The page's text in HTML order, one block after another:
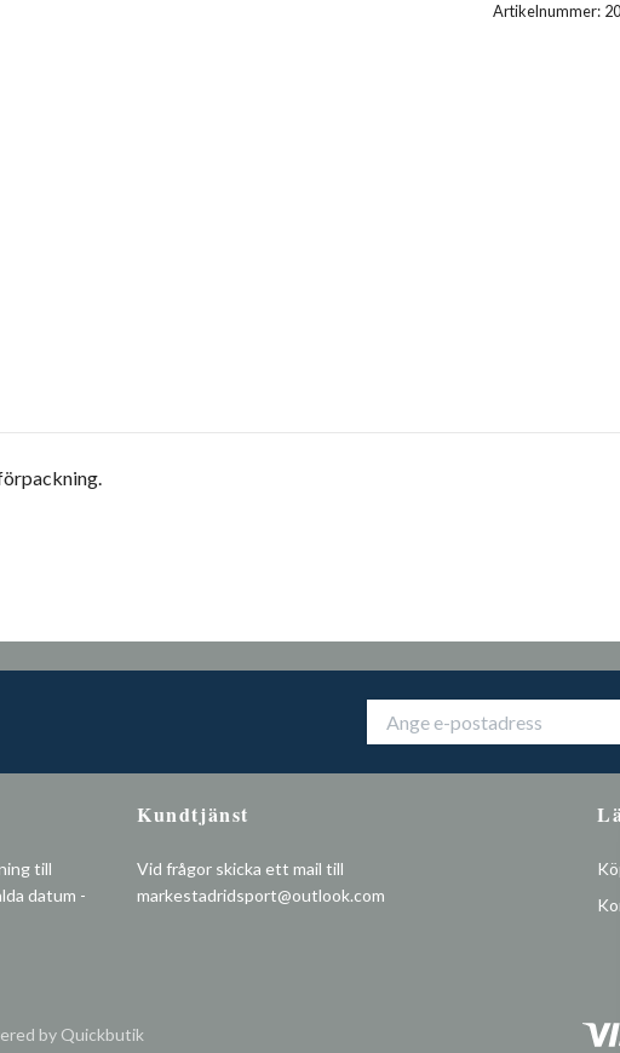
Artikelnummer:
till
datum -
Kundtjänst
Vid frågor skicka ett mail till
markestadridsport@outlook.com
by Quickbutik